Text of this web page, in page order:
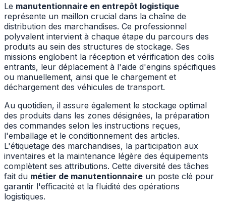
Le manutentionnaire en entrepôt logistique
représente un maillon crucial dans la chaîne de
distribution des marchandises. Ce professionnel
polyvalent intervient à chaque étape du parcours des
produits au sein des structures de stockage. Ses
missions englobent la réception et vérification des colis
entrants, leur déplacement à l'aide d'engins spécifiques
ou manuellement, ainsi que le chargement et
déchargement des véhicules de transport.
Au quotidien, il assure également le stockage optimal
des produits dans les zones désignées, la préparation
des commandes selon les instructions reçues,
l'emballage et le conditionnement des articles.
L'étiquetage des marchandises, la participation aux
inventaires et la maintenance légère des équipements
complètent ses attributions. Cette diversité des tâches
fait du métier de manutentionnaire un poste clé pour
garantir l'efficacité et la fluidité des opérations
logistiques.